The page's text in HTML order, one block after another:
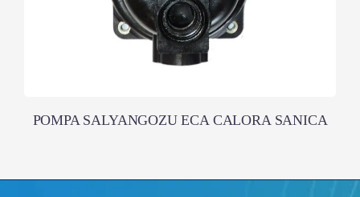
POMPA SALYANGOZU ECA CALORA SANICA